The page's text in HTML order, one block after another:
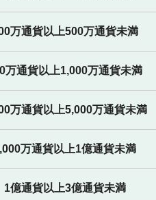
万通貨以上500万通貨未満
万通貨以上1,000万通貨未満
万通貨以上5,000万通貨未満
万通貨以上1億通貨未満
1億通貨以上3億通貨未満